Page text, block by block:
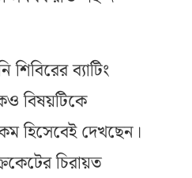
শিবিরের ব্যাটিং
বিষয়টিকে
হিসেবেই দেখছেন।
চিরায়ত